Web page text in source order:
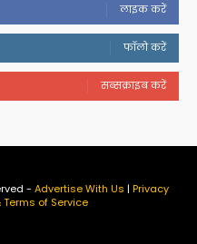
लाइक करें
फॉलो करें
सब्सक्राइब करें
- Advertise With Us | Privacy
of Service